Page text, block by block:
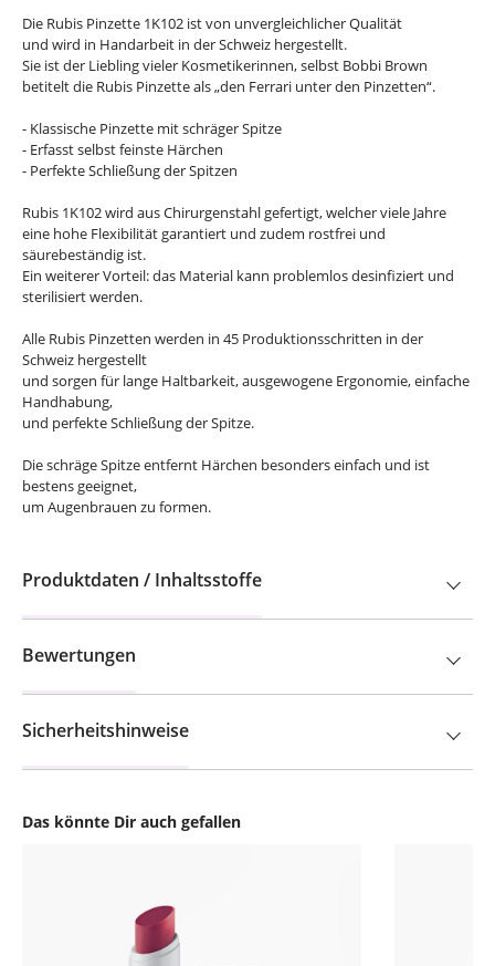
Das könnte Dir auch gefallen
Die Rubis Pinzette 1K102 ist von unvergleichlicher Qualität
und wird in Handarbeit in der Schweiz hergestellt.
Sie ist der Liebling vieler Kosmetikerinnen, selbst Bobbi Brown
betitelt die Rubis Pinzette als „den Ferrari unter den Pinzetten“.
- Klassische Pinzette mit schräger Spitze
- Erfasst selbst feinste Härchen
- Perfekte Schließung der Spitzen
Rubis 1K102 wird aus Chirurgenstahl gefertigt, welcher viele Jahre
eine hohe Flexibilität garantiert und zudem rostfrei und
säurebeständig ist.
Ein weiterer Vorteil: das Material kann problemlos desinfiziert und
sterilisiert werden.
Alle Rubis Pinzetten werden in 45 Produktionsschritten in der
Schweiz hergestellt
und sorgen für lange Haltbarkeit, ausgewogene Ergonomie, einfache
Handhabung,
und perfekte Schließung der Spitze.
Die schräge Spitze entfernt Härchen besonders einfach und ist
bestens geeignet,
um Augenbrauen zu formen.
Produktdaten / Inhaltsstoffe
Bewertungen
Sicherheitshinweise